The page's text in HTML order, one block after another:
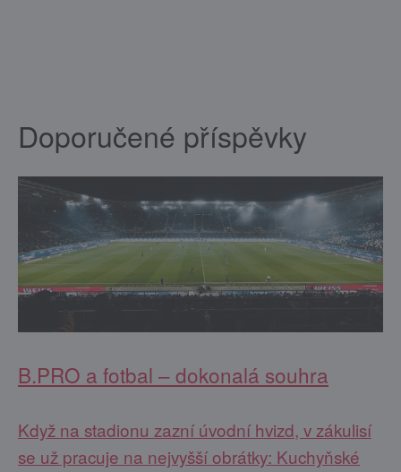
Doporučené příspěvky
B.PRO a fotbal – dokonalá souhra
Když na stadionu zazní úvodní hvizd, v zákulisí
se už pracuje na nejvyšší obrátky: Kuchyňské